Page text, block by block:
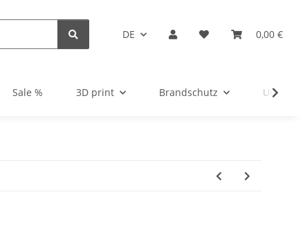
DE 0,00 €
Sale % 3D print Brandschutz